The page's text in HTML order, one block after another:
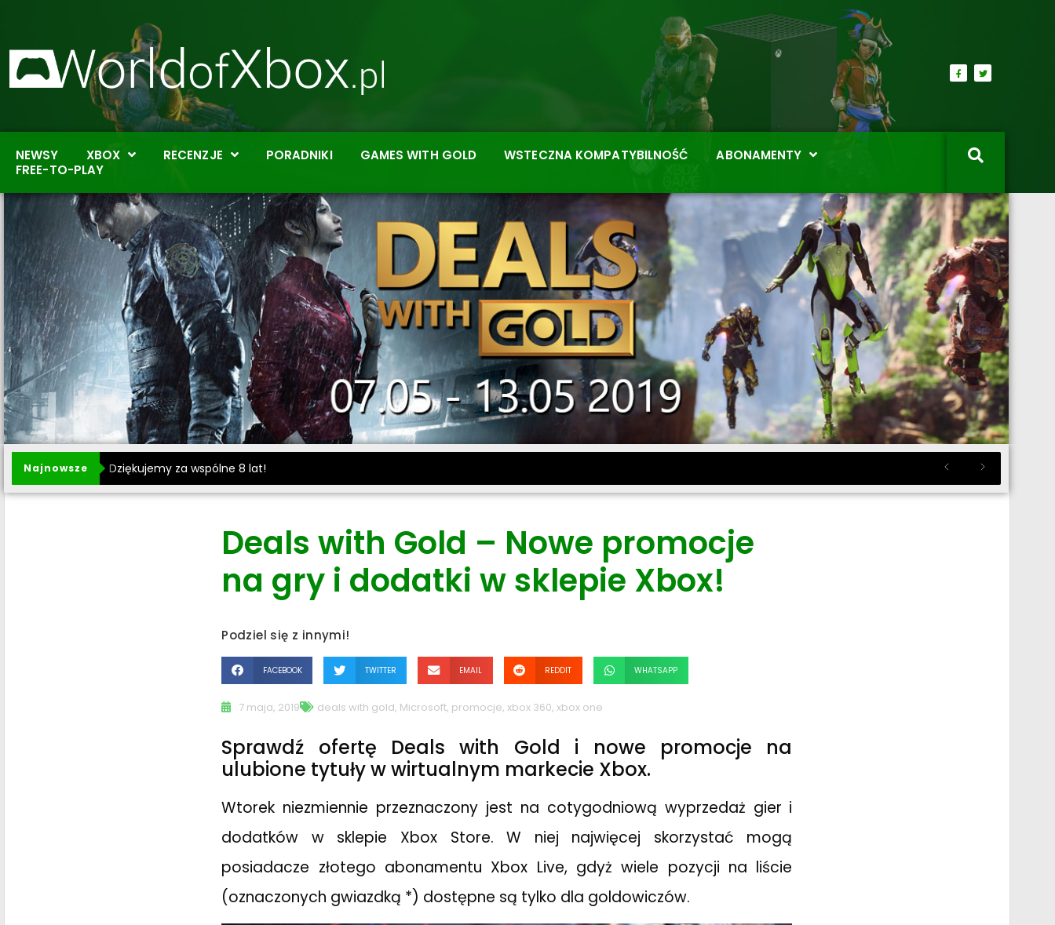
NEWSY XBOX RECENZJE PORADNIKI GAMES WITH GOLD WSTECZNA KOMPATYBILNOŚĆ
ABONAMENTY
FREE-TO-PLAY
Najnowsze Dziękujemy za wspólne 8 lat!
Deals with Gold – Nowe promocje
na gry i dodatki w sklepie Xbox!
Podziel się z innymi!
FACEBOOK TWITTER EMAIL REDDIT WHATSAPP
7 maja, 2019 deals with gold, Microsoft, promocje,xbox 360,xbox one
Sprawdź ofertę Deals with Gold i nowe promocje na
ulubione tytuły w wirtualnym markecie Xbox.
Wtorek niezmiennie przeznaczony jest na cotygodniową wyprzedaż gier i
dodatków w sklepie Xbox Store. W niej najwięcej skorzystać mogą
posiadacze złotego abonamentu Xbox Live, gdyż wiele pozycji na liście
(oznaczonych gwiazdką *) dostępne są tylko dla goldowiczów.